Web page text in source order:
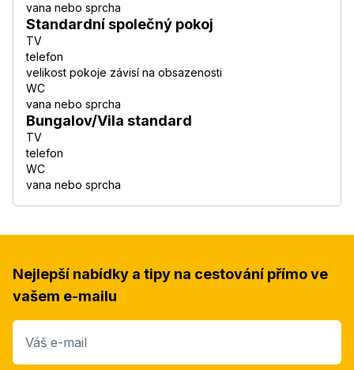
vana nebo sprcha
Standardní společný pokoj
TV
telefon
velikost pokoje závisí na obsazenosti
WC
vana nebo sprcha
Bungalov/Vila standard
TV
telefon
WC
vana nebo sprcha
Nejlepší nabídky a tipy na cestování přímo ve
vašem e-mailu
Váš e-mail